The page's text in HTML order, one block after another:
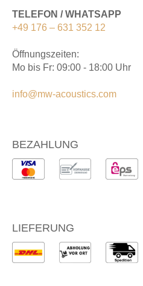
TELEFON / WHATSAPP
+49 176 – 631 352 12
Öffnungszeiten:
Mo bis Fr: 09:00 - 18:00 Uhr
info@mw-acoustics.com
BEZAHLUNG
LIEFERUNG